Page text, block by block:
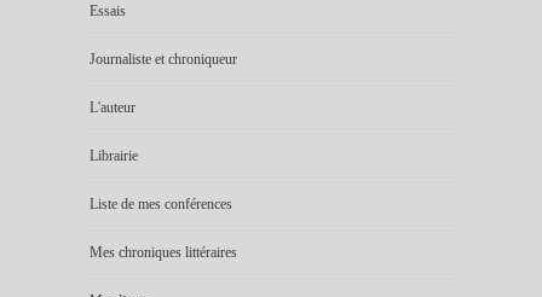
Essais
Journaliste et chroniqueur
L'auteur
Librairie
Liste de mes conférences
Mes chroniques littéraires